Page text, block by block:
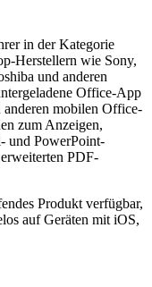
in der Kategorie
Herstellern wie Sony,
und anderen
Office-App
mobilen Office-
zum Anzeigen,
und PowerPoint-
PDF-
Produkt verfügbar,
auf Geräten mit iOS,